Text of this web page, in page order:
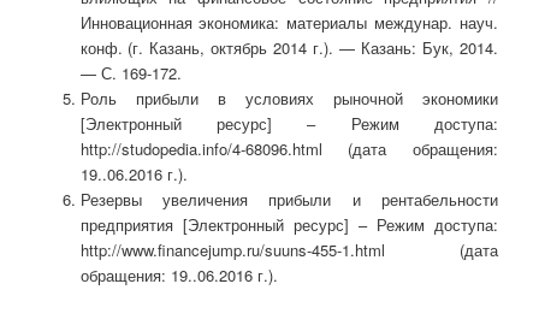
Инновационная экономика: материалы междунар. науч.
конф. (г. Казань, октябрь 2014 г.). — Казань: Бук, 2014.
— С. 169-172.
Роль прибыли в условиях рыночной экономики
[Электронный ресурс] – Режим доступа:
http://studopedia.info/4-68096.html (дата обращения:
19..06.2016 г.).
Резервы увеличения прибыли и рентабельности
предприятия [Электронный ресурс] – Режим доступа:
http://www.financejump.ru/suuns-455-1.html (дата
обращения: 19..06.2016 г.).